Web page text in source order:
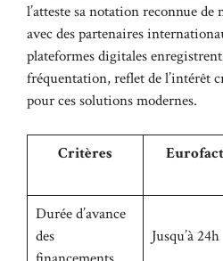
l’atteste sa notation reconnue
avec des partenaires
plateformes digitales
fréquentation, reflet de l’intérêt
pour ces solutions modernes.
Critères
Durée d’avance
des
Jusqu’à 24h